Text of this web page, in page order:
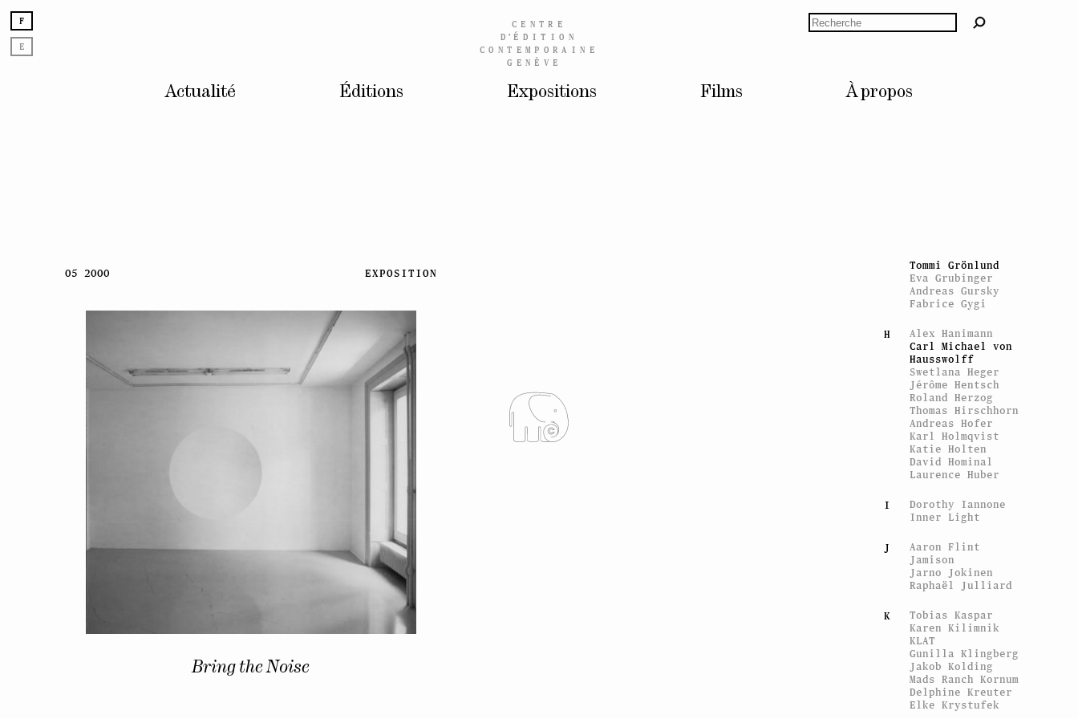
CENTRE
D’ÉDITION
CONTEMPORAINE
GENÈVE
Actualité Éditions Expositions Films À propos
05 2000 EXPOSITION
Bring the Noise
Jason Dodge
Trisha Donnelly
Céline Duval
Tommi Grönlund
Eva Grubinger
Andreas Gursky
Fabrice Gygi
H
Alex Hanimann
Carl Michael von
Hausswolff
Swetlana Heger
Jérôme Hentsch
Roland Herzog
Thomas Hirschhorn
Andreas Hofer
Karl Holmqvist
Katie Holten
David Hominal
Laurence Huber
I
Dorothy Iannone
Inner Light
J
Aaron Flint
Jamison
Jarno Jokinen
Raphaël Julliard
K
Tobias Kaspar
Karen Kilimnik
KLAT
Gunilla Klingberg
Jakob Kolding
Mads Ranch Kornum
Delphine Kreuter
Elke Krystufek
F
E
Rechercher